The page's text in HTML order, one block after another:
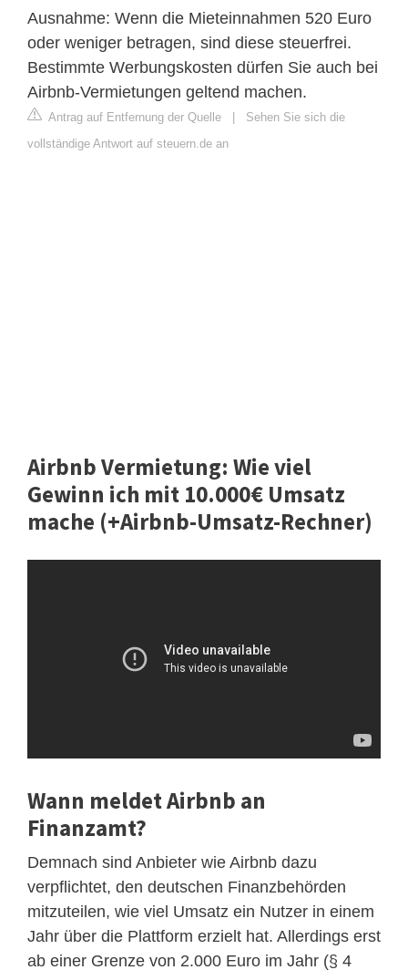
Ausnahme: Wenn die Mieteinnahmen 520 Euro
oder weniger betragen, sind diese steuerfrei.
Bestimmte Werbungskosten dürfen Sie auch bei
Airbnb-Vermietungen geltend machen.
Antrag auf Entfernung der Quelle
Sehen Sie sich die
vollständige Antwort auf steuern.de an
Airbnb Vermietung: Wie viel
Gewinn ich mit 10.000€ Umsatz
mache (+Airbnb-Umsatz-Rechner)
Wann meldet Airbnb an
Finanzamt?
Demnach sind Anbieter wie Airbnb dazu
verpflichtet, den deutschen Finanzbehörden
mitzuteilen, wie viel Umsatz ein Nutzer in einem
Jahr über die Plattform erzielt hat. Allerdings erst
ab einer Grenze von 2.000 Euro im Jahr (§ 4